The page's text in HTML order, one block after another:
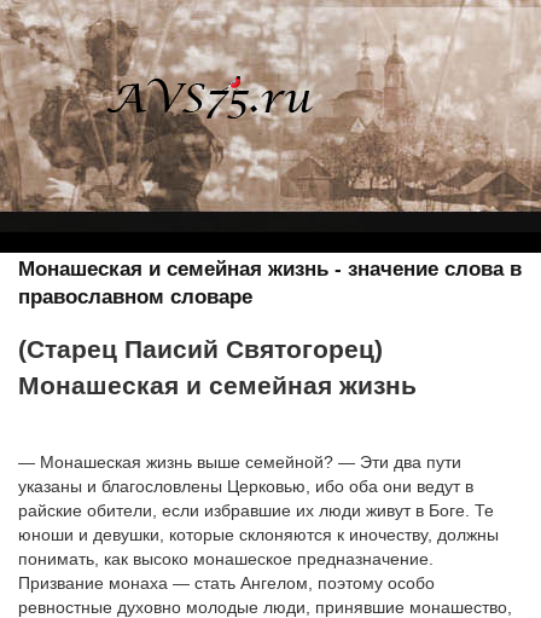
Монашеская и семейная жизнь - значение слова в
православном словаре
(Старец Паисий Святогорец)
Монашеская и семейная жизнь
— Монашеская жизнь выше семейной? — Эти два пути
указаны и благословлены Церковью, ибо оба они ведут в
райские обители, если избравшие их люди живут в Боге. Те
юноши и девушки, которые склоняются к иночеству, должны
понимать, как высоко монашеское предназначение.
Призвание монаха — стать Ангелом, поэтому особо
ревностные духовно молодые люди, принявшие монашество,